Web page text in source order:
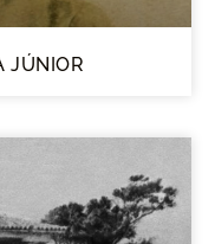
JÚNIOR